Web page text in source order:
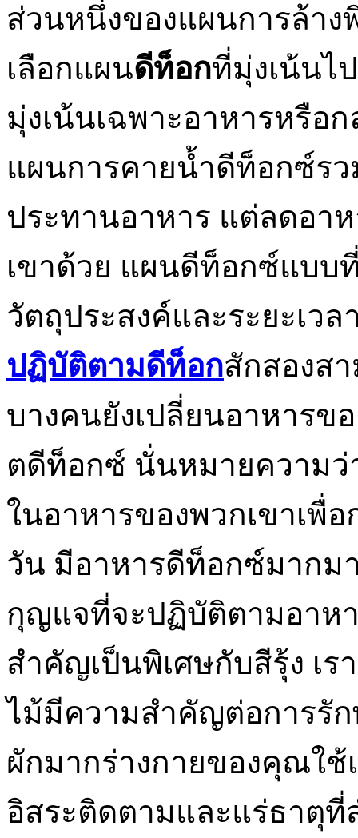
ส่วนหนึ่งของแผนการล้า
เลือกแผนดีท็อกที่มุ่งเน้นไ
มุ่งเน้นเฉพาะอาหารหรือ
แผนการคายน้ำดีท็อกซ์ร
ประทานอาหาร แต่ลดอา
เขาด้วย แผนดีท็อกซ์แบบ
วัตถุประสงค์และระยะเว
ปฏิบัติตามดีท็อกสักสองส
บางคนยังเปลี่ยนอาหารข
ตดีท็อกซ์ นั่นหมายความว่
ในอาหารของพวกเขาเพื่
วัน มีอาหารดีท็อกซ์มากม
กุญแจที่จะปฏิบัติตามอาห
สำคัญเป็นพิเศษกับสีรุ้ง เ
ไม้มีความสำคัญต่อการรั
ผักมากร่างกายของคุณใ
อิสระติดตามและแร่ธาตุ